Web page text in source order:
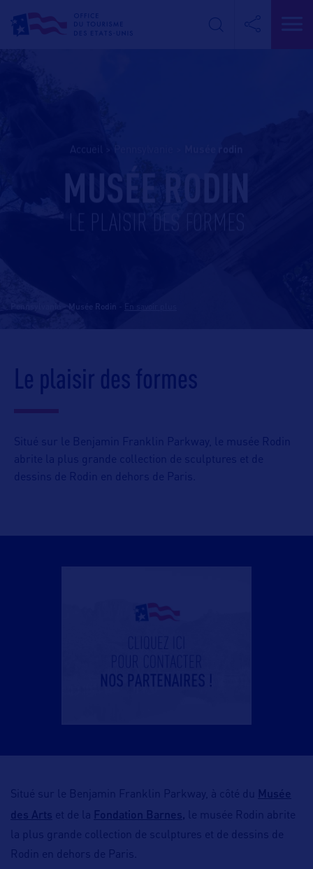
MUSÉE RODIN
LE PLAISIR DES FORMES
Pennsylvanie - Musée Rodin
Le plaisir des formes
Situé sur le Benjamin Franklin Parkway, le musée Rodin
abrite la plus grande collection de sculptures et de
dessins de Rodin en dehors de Paris.
Situé sur le Benjamin Franklin Parkway, à côté du Musée
des Arts et de la Fondation Barnes, le musée Rodin abrite
la plus grande collection de sculptures et de dessins de
Rodin en dehors de Paris.